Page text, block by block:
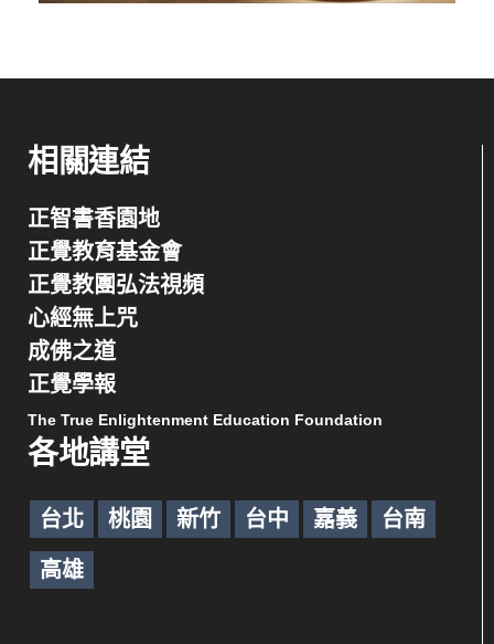
相關連結
正智書香園地
正覺教育基金會
正覺教團弘法視頻
心經無上咒
成佛之道
正覺學報
The True Enlightenment Education Foundation
各地講堂
台北 桃園 新竹 台中 嘉義 台南
高雄